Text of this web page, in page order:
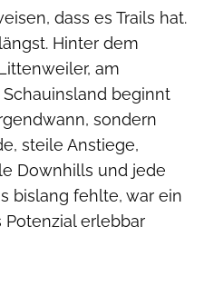
dass es Trails hat.
Hinter dem
am
beginnt
sondern
steile Anstiege,
Downhills und jede
bislang fehlte, war ein
Potenzial erlebbar